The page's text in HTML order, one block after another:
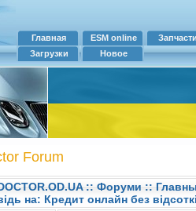
Главная ESM online
Загрузки
Новое
Forum
:: Форуми ::
на: Кредит онлайн без